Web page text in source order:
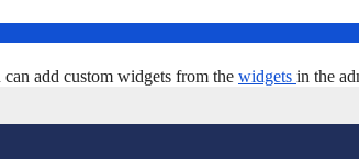
add custom widgets from the widgets in the